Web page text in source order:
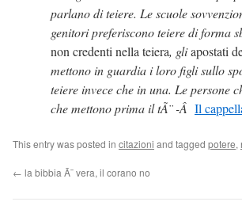
parlano di teiere. Le scuole
genitori preferiscono teiere di forma
non credenti nella teiera, gliapostati
mettono in guardia i loro figli sullo
teiere invece che in una. Le persone
che mettono prima il tÃ¨ -Â Il
This entry was posted in citazioni and tagged potere,
← la bibbia Ã¨ vera, il corano no